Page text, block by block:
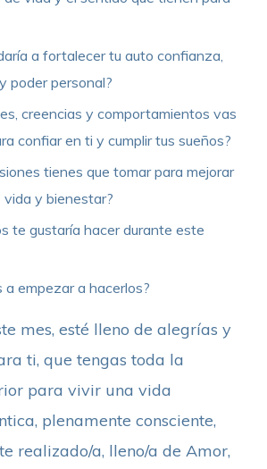
a fortalecer tu auto confianza,
poder personal?
creencias y comportamientos vas
confiar en ti y cumplir tus sueños?
tienes que tomar para mejorar
vida y bienestar?
te gustaría hacer durante este
a empezar a hacerlos?
mes, esté lleno de alegrías y
ti, que tengas toda la
para vivir una vida
plenamente consciente,
realizado/a, lleno/a de Amor,